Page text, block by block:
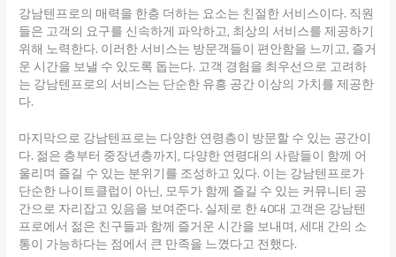
강남텐프로의 매력을 한층 더하는 요소는 친절한 서비스이다. 직원
들은 고객의 요구를 신속하게 파악하고, 최상의 서비스를 제공하기
위해 노력한다. 이러한 서비스는 방문객들이 편안함을 느끼고, 즐거
운 시간을 보낼 수 있도록 돕는다. 고객 경험을 최우선으로 고려하
는 강남텐프로의 서비스는 단순한 유흥 공간 이상의 가치를 제공한
다.
마지막으로 강남텐프로는 다양한 연령층이 방문할 수 있는 공간이
다. 젊은 층부터 중장년층까지, 다양한 연령대의 사람들이 함께 어
울리며 즐길 수 있는 분위기를 조성하고 있다. 이는 강남텐프로가
단순한 나이트클럽이 아닌, 모두가 함께 즐길 수 있는 커뮤니티 공
간으로 자리잡고 있음을 보여준다. 실제로 한 40대 고객은 강남텐
프로에서 젊은 친구들과 함께 즐거운 시간을 보내며, 세대 간의 소
통이 가능하다는 점에서 큰 만족을 느꼈다고 전했다.